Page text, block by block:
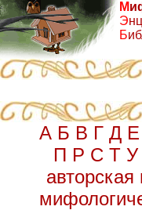
М
Э
Б
А Б В Г Д Е
П Р С Т У